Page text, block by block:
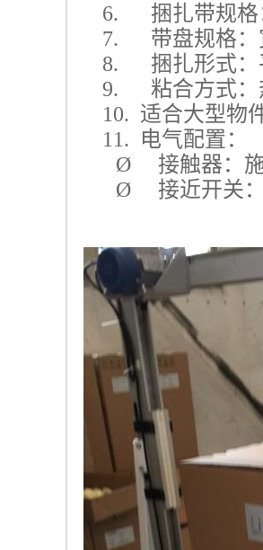
6. 捆扎带规格
7. 带盘规格：
8. 捆扎形式：
9. 粘合方式：
10. 适合大型物
11. 电气配置：
Ø 接触器：施
Ø 接近开关：